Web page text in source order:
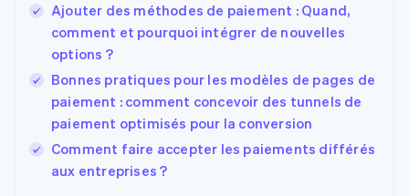
Ajouter des méthodes de paiement : Quand,
comment et pourquoi intégrer de nouvelles
options ?
Bonnes pratiques pour les modèles de pages de
paiement : comment concevoir des tunnels de
paiement optimisés pour la conversion
Comment faire accepter les paiements différés
aux entreprises ?
États-Unis
EnglishEspañol 简体中文
Finlande
English Svenska
FrançaisEnglish
Gibraltar
English
Grèce